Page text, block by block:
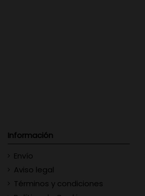
Información
Envío
Aviso legal
Términos y condiciones